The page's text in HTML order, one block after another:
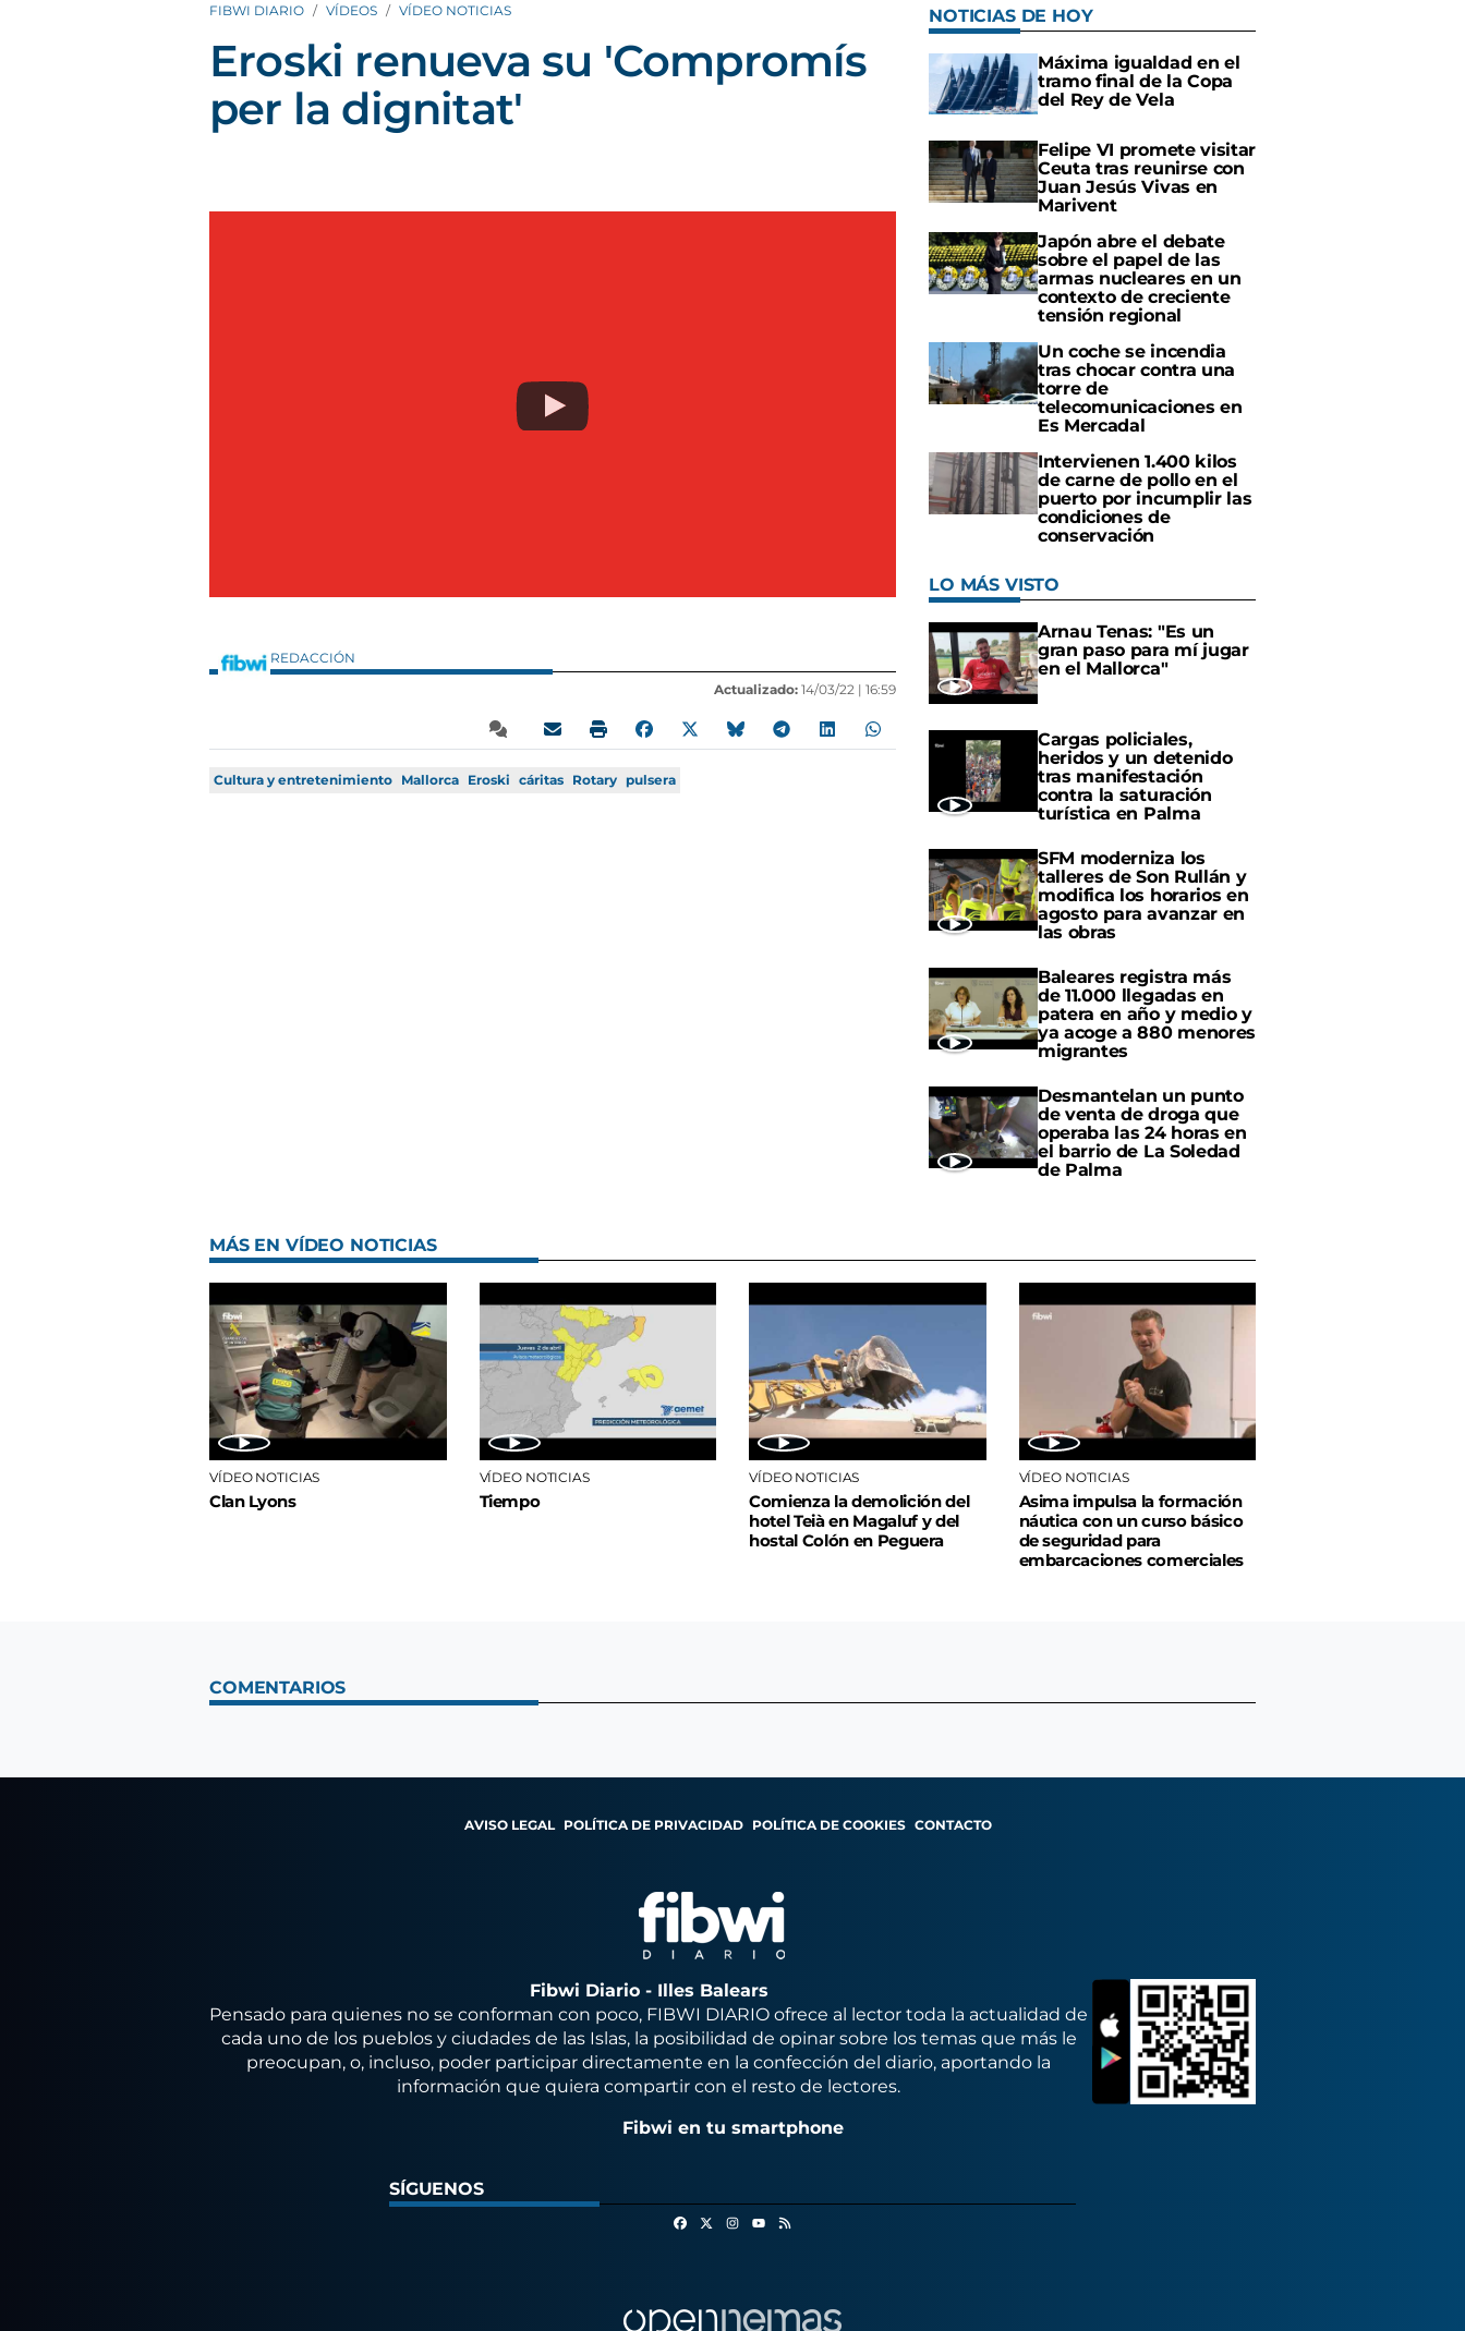
FIBWI DIARIO VÍDEOS VÍDEO NOTICIAS
Eroski renueva su 'Compromís
per la dignitat'
REDACCIÓN
Actualizado: 14/03/22 | 16:59
Cultura y entretenimiento Mallorca Eroski cáritas Rotary pulsera
NOTICIAS DE HOY
Máxima igualdad en el
tramo final de la Copa
del Rey de Vela
Felipe VI promete visitar
Ceuta tras reunirse con
Juan Jesús Vivas en
Marivent
Japón abre el debate
sobre el papel de las
armas nucleares en un
contexto de creciente
tensión regional
Un coche se incendia
tras chocar contra una
torre de
telecomunicaciones en
Es Mercadal
Intervienen 1.400 kilos
de carne de pollo en el
puerto por incumplir las
condiciones de
conservación
LO MÁS VISTO
Arnau Tenas: "Es un
gran paso para mí jugar
en el Mallorca"
Cargas policiales,
heridos y un detenido
tras manifestación
contra la saturación
turística en Palma
SFM moderniza los
talleres de Son Rullán y
modifica los horarios en
agosto para avanzar en
las obras
Baleares registra más
de 11.000 llegadas en
patera en año y medio y
ya acoge a 880 menores
migrantes
Desmantelan un punto
de venta de droga que
operaba las 24 horas en
el barrio de La Soledad
de Palma
MÁS EN VÍDEO NOTICIAS
VÍDEO NOTICIAS
Clan Lyons
VÍDEO NOTICIAS
Tiempo
VÍDEO NOTICIAS
Comienza la demolición del
hotel Teià en Magaluf y del
hostal Colón en Peguera
VÍDEO NOTICIAS
Asima impulsa la formación
náutica con un curso básico
de seguridad para
embarcaciones comerciales
COMENTARIOS
AVISO LEGAL POLÍTICA DE PRIVACIDAD POLÍTICA DE COOKIES CONTACTO
Fibwi Diario - Illes Balears
Pensado para quienes no se conforman con poco, FIBWI DIARIO ofrece al lector toda la actualidad de
cada uno de los pueblos y ciudades de las Islas, la posibilidad de opinar sobre los temas que más le
preocupan, o, incluso, poder participar directamente en la confección del diario, aportando la
información que quiera compartir con el resto de lectores.
Fibwi en tu smartphone
SÍGUENOS
FacebookInstagram